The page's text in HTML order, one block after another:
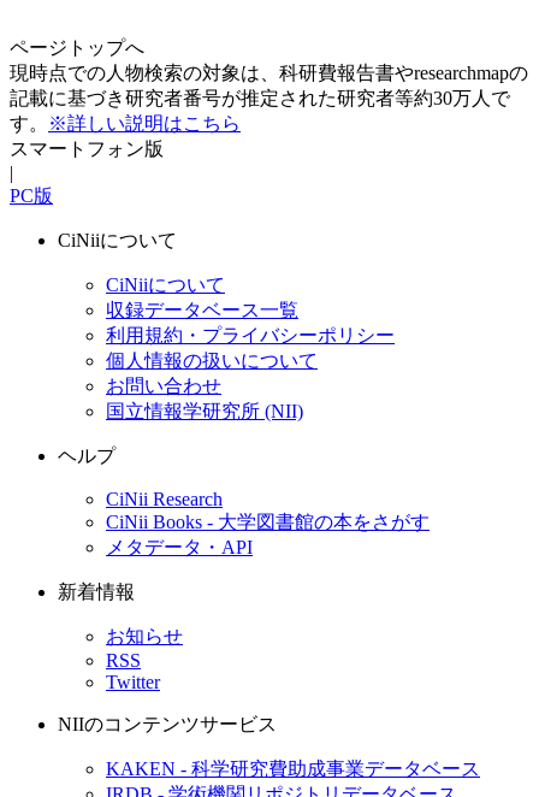
ページトップへ
現時点での人物検索の対象は、科研費報告書やresearchmapの
記載に基づき研究者番号が推定された研究者等約30万人で
す。
※詳しい説明はこちら
スマートフォン版
|
PC版
CiNiiについて
CiNiiについて
収録データベース一覧
利用規約・プライバシーポリシー
個人情報の扱いについて
お問い合わせ
国立情報学研究所 (NII)
ヘルプ
CiNii Research
CiNii Books - 大学図書館の本をさがす
メタデータ・API
新着情報
お知らせ
RSS
Twitter
NIIのコンテンツサービス
KAKEN - 科学研究費助成事業データベース